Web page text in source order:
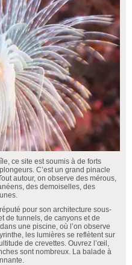
ce site est soumis à de forts
C’est un grand pinacle
autour, on observe des mérous,
des demoiselles, des
pour son architecture sous-
de tunnels, de canyons et de
une piscine, où l’on observe
les lumières se reflètent sur
de crevettes. Ouvrez l’œil,
sont nombreux. La balade à